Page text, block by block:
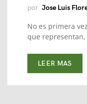
por Jose Luis
No es primera
que
LEER MAS